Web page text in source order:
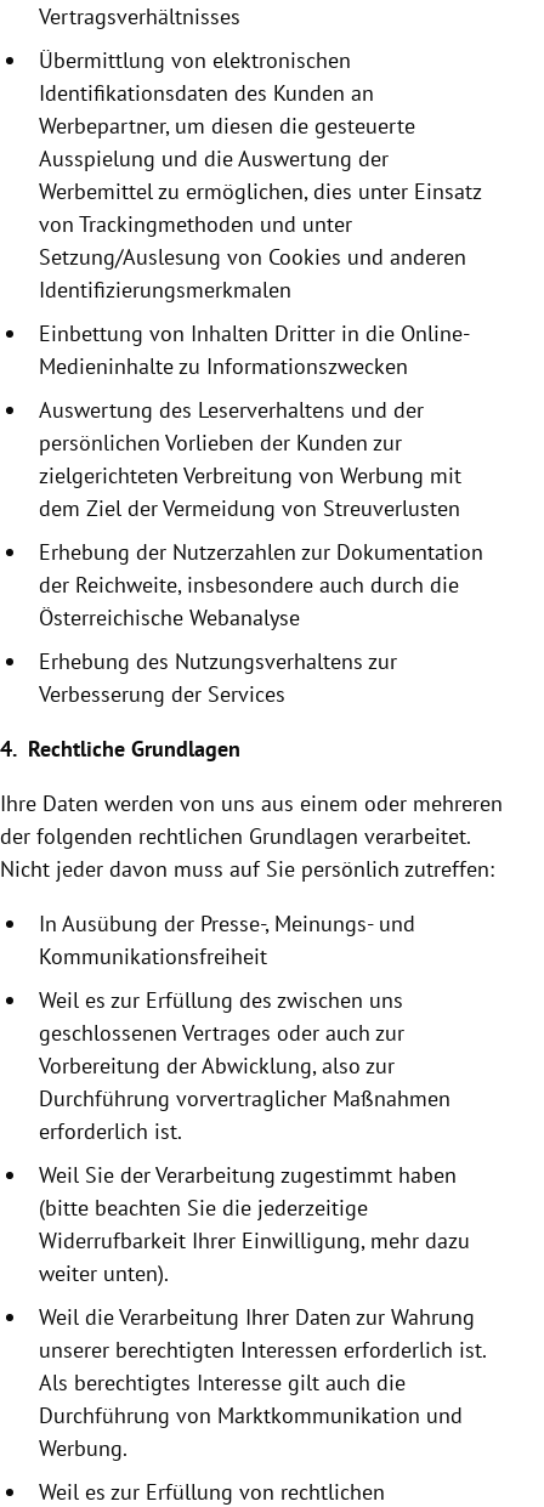
Vertragsverhältnisses
Übermittlung von elektronischen
Identifikationsdaten des Kunden an
Werbepartner, um diesen die gesteuerte
Ausspielung und die Auswertung der
Werbemittel zu ermöglichen, dies unter Einsatz
von Trackingmethoden und unter
Setzung/Auslesung von Cookies und anderen
Identifizierungsmerkmalen
Einbettung von Inhalten Dritter in die Online-
Medieninhalte zu Informationszwecken
Auswertung des Leserverhaltens und der
persönlichen Vorlieben der Kunden zur
zielgerichteten Verbreitung von Werbung mit
dem Ziel der Vermeidung von Streuverlusten
Erhebung der Nutzerzahlen zur Dokumentation
der Reichweite, insbesondere auch durch die
Österreichische Webanalyse
Erhebung des Nutzungsverhaltens zur
Verbesserung der Services
4. Rechtliche Grundlagen
Ihre Daten werden von uns aus einem oder mehreren
der folgenden rechtlichen Grundlagen verarbeitet.
Nicht jeder davon muss auf Sie persönlich zutreffen:
In Ausübung der Presse-, Meinungs- und
Kommunikationsfreiheit
Weil es zur Erfüllung des zwischen uns
geschlossenen Vertrages oder auch zur
Vorbereitung der Abwicklung, also zur
Durchführung vor­vertraglicher Maßnahmen
erforderlich ist.
Weil Sie der Verarbeitung zugestimmt haben
(bitte beachten Sie die jeder­zeitige
Widerrufbarkeit Ihrer Einwilligung, mehr dazu
weiter unten).
Weil die Verarbeitung Ihrer Daten zur Wahrung
unserer berechtigten Interessen erforderlich ist.
Als berechtigtes Interesse gilt auch die
Durchführung von Marktkommunikation und
Werbung.
Weil es zur Erfüllung von rechtlichen